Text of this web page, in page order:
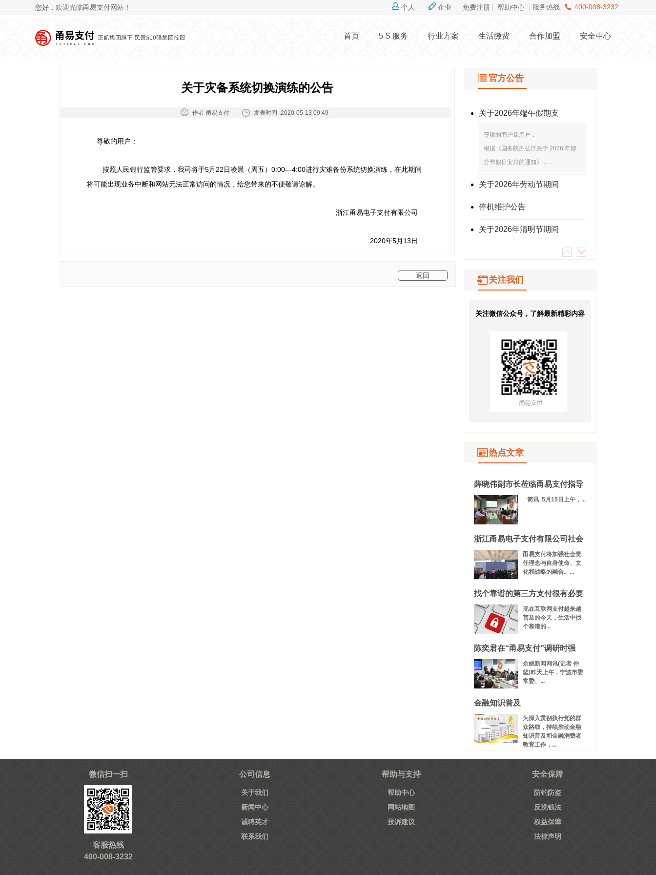
您好，欢迎光临甬易支付网站！ 免费注册 帮助中心 服务热线 400-008-3232
个人 企业
首页 5 S 服务 行业方案 生活缴费 合作加盟 安全中心
关于灾备系统切换演练的公告
作者：甬易支付 发表时间：2020-05-13 09:49
尊敬的用户：
按照人民银行监管要求，我司将于5月22日凌晨（周五）0:00—4:00进行灾难备份系统切换演练，在此期间
将可能出现业务中断和网站无法正常访问的情况，给您带来的不便敬请谅解。
浙江甬易电子支付有限公司
2020年5月13日
返回
官方公告
关于2026年端午假期支
尊敬的商户及用户：
根据《国务院办公厅关于 2026 年部
分节假日安排的通知》，...
关于2026年劳动节期间
停机维护公告
关于2026年清明节期间
关注我们
关注微信公众号，了解最新精彩内容
热点文章
薛晓伟副市长莅临甬易支付指导
简讯 5月15日上午，...
浙江甬易电子支付有限公司社会
甬易支付将加强社会责
任理念与自身使命、文
化和战略的融合。...
找个靠谱的第三方支付很有必要
现在互联网支付越来越
普及的今天，生活中找
个靠谱的...
陈奕君在“甬易支付”调研时强
余姚新闻网讯(记者 仲
坚)昨天上午，宁波市委
常委、...
金融知识普及
为深入贯彻执行党的群
众路线，持续推动金融
知识普及和金融消费者
教育工作，...
微信扫一扫
客服热线
400-008-3232
公司信息
关于我们
新闻中心
诚聘英才
联系我们
帮助与支持
帮助中心
网站地图
投诉建议
安全保障
防钓防盗
反洗钱法
权益保障
法律声明